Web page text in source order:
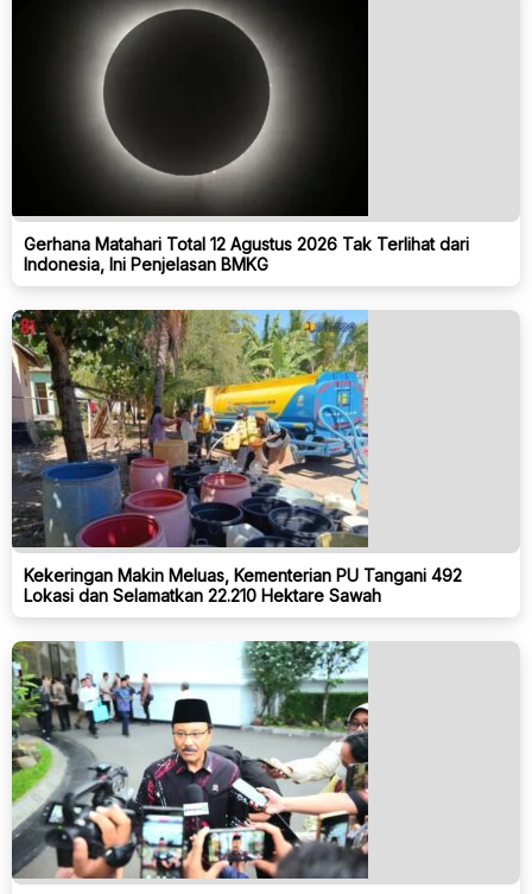
Gerhana Matahari Total 12 Agustus 2026 Tak Terlihat dari
Indonesia, Ini Penjelasan BMKG
Kekeringan Makin Meluas, Kementerian PU Tangani 492
Lokasi dan Selamatkan 22.210 Hektare Sawah